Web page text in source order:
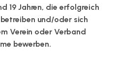
19 Jahren, die erfolgreich
und/oder sich
Verein oder Verband
bewerben.